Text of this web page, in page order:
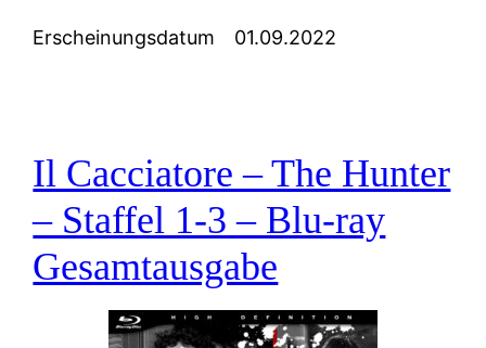
Erscheinungsdatum 01.09.2022
Il Cacciatore – The Hunter
– Staffel 1-3 – Blu-ray
Gesamtausgabe